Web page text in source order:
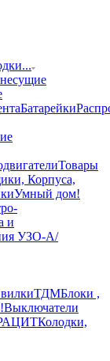
Батарейки
Товары
Корпуса,
Умный дом!
и
УЗО-А/
ТДМБлоки ,
!Выключатели
Колодки,